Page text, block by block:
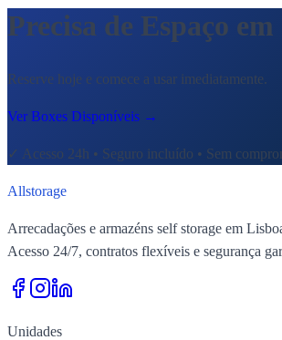
Precisa de Espaço
Reserve hoje e comece a usar imediatamente.
Ver Boxes Disponíveis →
✓ Acesso 24h • Seguro incluído • Sem
Allstorage
Arrecadações e armazéns self storage em
Acesso 24/7, contratos flexíveis e segurança
Unidades